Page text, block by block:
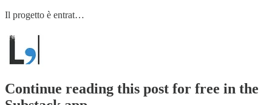
Il progetto è entrat…
Continue reading this post for free in the